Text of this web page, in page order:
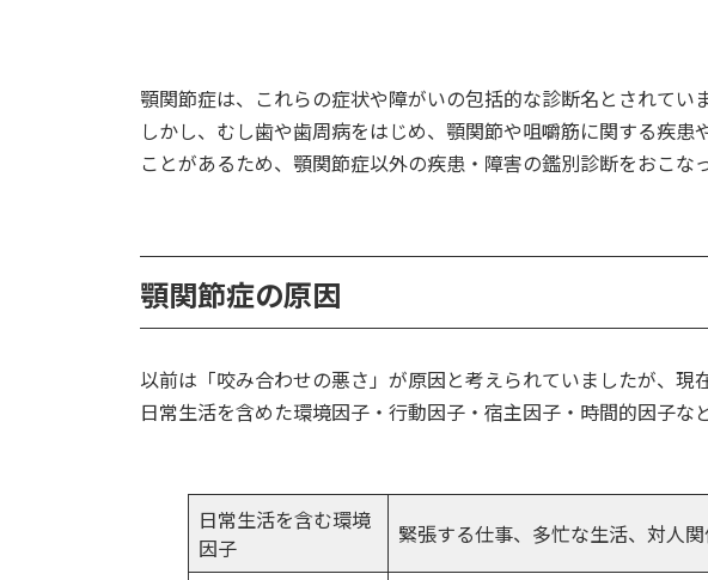
顎関節症は、これらの症状や障がいの包括的な診断名とされていま
しかし、むし歯や歯周病をはじめ、顎関節や咀嚼筋に関する疾
ことがあるため、顎関節症以外の疾患・障害の鑑別診断をおこ
顎関節症の原因
以前は「咬み合わせの悪さ」が原因と考えられていましたが、現
日常生活を含めた環境因子・行動因子・宿主因子・時間的因子な
日常生活を含む環境
因子
緊張する仕事、多忙な生活、対人